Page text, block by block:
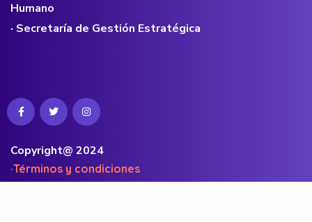
Humano
· Secretaría de Gestión Estratégica
Copyright@ 2024
·Términos y condiciones